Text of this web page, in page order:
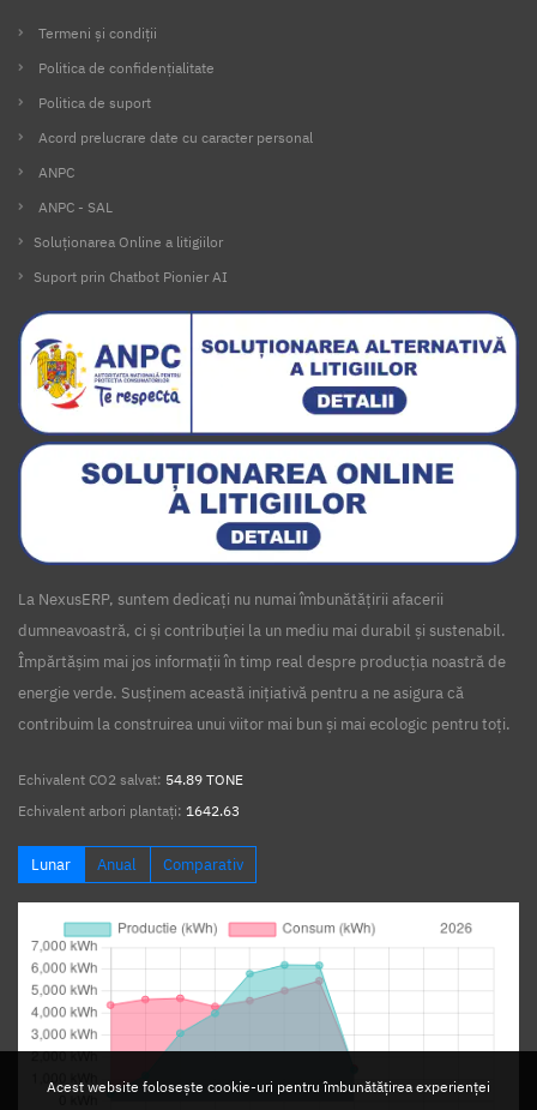
Acest website folosește cookie-uri pentru îmbunătățirea experienței
Termeni și condiții
Politica de confidențialitate
Politica de suport
Acord prelucrare date cu caracter personal
ANPC
ANPC - SAL
Soluționarea Online a litigiilor
Suport prin Chatbot Pionier AI
La NexusERP, suntem dedicați nu numai îmbunătățirii afacerii
dumneavoastră, ci și contribuției la un mediu mai durabil și sustenabil.
Împărtășim mai jos informații în timp real despre producția noastră de
energie verde. Susținem această inițiativă pentru a ne asigura că
contribuim la construirea unui viitor mai bun și mai ecologic pentru toți.
Echivalent CO2 salvat: 54.89 TONE
Echivalent arbori plantați: 1642.63
Lunar Anual Comparativ